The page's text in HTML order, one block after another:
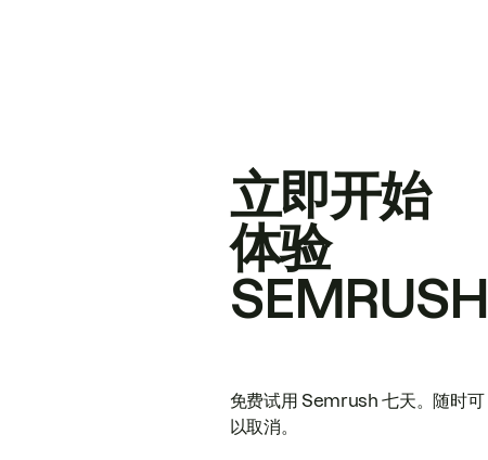
立即开始
体验
SEMRUSH
免费试用 Semrush 七天。随时可
以取消。